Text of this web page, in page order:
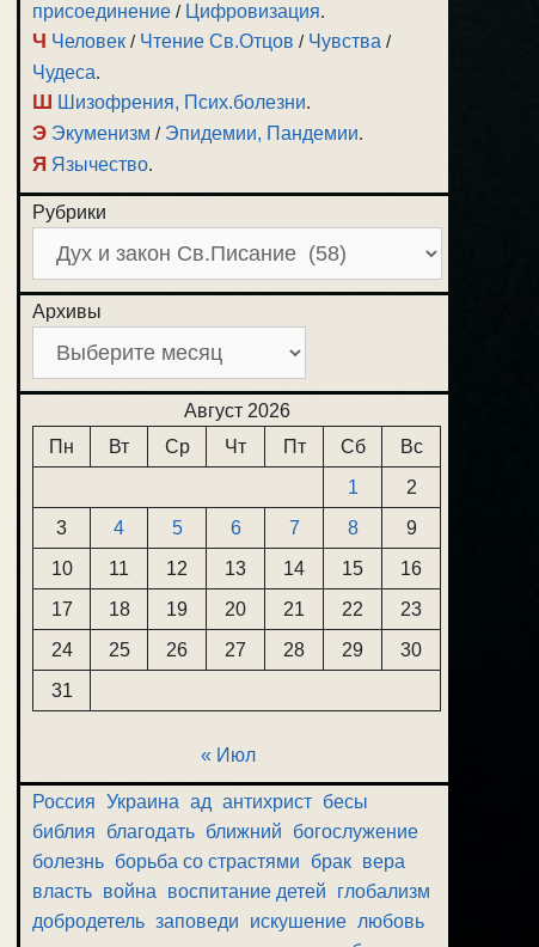
присоединение / Цифровизация.
Ч Человек / Чтение Св.Отцов / Чувства /
Чудеса.
Ш Шизофрения, Псих.болезни.
Э Экуменизм / Эпидемии, Пандемии.
Я Язычество.
Рубрики
Архивы
Август 2026
Пн
Вт Ср Чт Пт Сб
Вс
1
2
3
4 5 6 7 8
9
10
11 12 13 14 15
16
17
18 19 20 21 22
23
24
25 26 27 28 29
30
31
« Июл
Россия Украина ад антихрист бесы
библия
благодать ближний
богослужение
болезнь борьба со страстями брак вера
власть война воспитание детей
глобализм
добродетель заповеди искушение любовь